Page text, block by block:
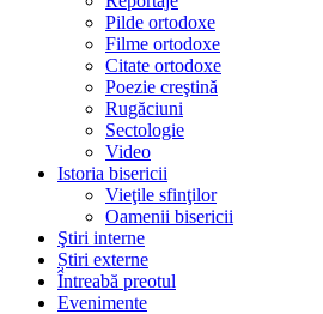
Pilde ortodoxe
Filme ortodoxe
Citate ortodoxe
Poezie creştină
Rugăciuni
Sectologie
Video
Istoria bisericii
Vieţile sfinţilor
Oamenii bisericii
Ştiri interne
Știri externe
Întreabă preotul
Evenimente